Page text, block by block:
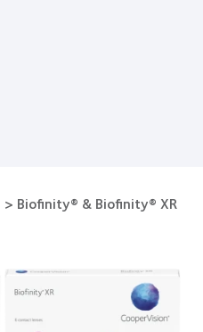
> Biofinity® & Biofinity® XR